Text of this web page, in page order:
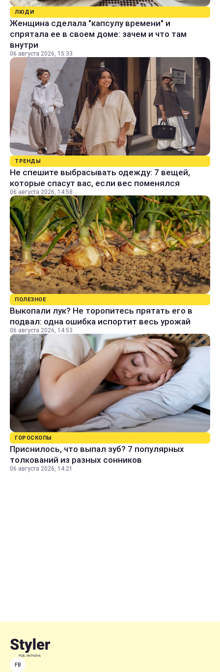
ЛЮДИ
Женщина сделала "капсулу времени" и
спрятала ее в своем доме: зачем и что там
внутри
06 августа 2026, 15:33
ТРЕНДЫ
Не спешите выбрасывать одежду: 7 вещей,
которые спасут вас, если вес поменялся
06 августа 2026, 14:58
ПОЛЕЗНОЕ
Выкопали лук? Не торопитесь прятать его в
подвал: одна ошибка испортит весь урожай
06 августа 2026, 14:53
ГОРОСКОПЫ
Приснилось, что выпал зуб? 7 популярных
толкований из разных сонников
06 августа 2026, 14:21
FB